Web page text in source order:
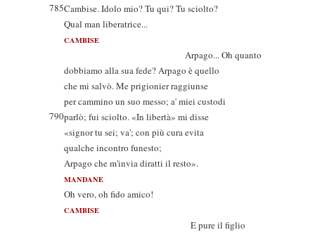
785Cambise. Idolo mio? Tu qui? Tu sciolto?
Qual man liberatrice...
CAMBISE
Arpago... Oh quanto
dobbiamo alla sua fede? Arpago è quello
che mi salvò. Me prigionier raggiunse
per cammino un suo messo; a' miei custodi
790parlò; fui sciolto. «In libertà» mi disse
«signor tu sei; va'; con più cura evita
qualche incontro funesto;
Arpago che m'invia diratti il resto».
MANDANE
Oh vero, oh fido amico!
CAMBISE
E pure il figlio